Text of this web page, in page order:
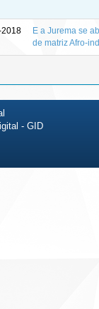
E a Jurema se
de matriz Afro-
- GID